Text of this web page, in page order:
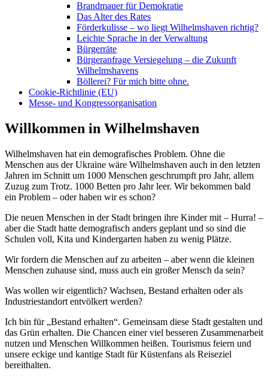
Brandmauer für Demokratie
Das Alter des Rates
Förderkulisse – wo liegt Wilhelmshaven richtig?
Leichte Sprache in der Verwaltung
Bürgerräte
Bürgeranfrage Versiegelung – die Zukunft
Wilhelmshavens
Böllerei? Für mich bitte ohne.
Cookie-Richtlinie (EU)
Messe- und Kongressorganisation
Willkommen in Wilhelmshaven
Wilhelmshaven hat ein demografisches Problem. Ohne die
Menschen aus der Ukraine wäre Wilhelmshaven auch in den letzten
Jahren im Schnitt um 1000 Menschen geschrumpft pro Jahr, allem
Zuzug zum Trotz. 1000 Betten pro Jahr leer. Wir bekommen bald
ein Problem – oder haben wir es schon?
Die neuen Menschen in der Stadt bringen ihre Kinder mit – Hurra! –
aber die Stadt hatte demografisch anders geplant und so sind die
Schulen voll, Kita und Kindergarten haben zu wenig Plätze.
Wir fordern die Menschen auf zu arbeiten – aber wenn die kleinen
Menschen zuhause sind, muss auch ein großer Mensch da sein?
Was wollen wir eigentlich? Wachsen, Bestand erhalten oder als
Industriestandort entvölkert werden?
Ich bin für „Bestand erhalten“. Gemeinsam diese Stadt gestalten und
das Grün erhalten. Die Chancen einer viel besseren Zusammenarbeit
nutzen und Menschen Willkommen heißen. Tourismus feiern und
unsere eckige und kantige Stadt für Küstenfans als Reiseziel
bereithalten.